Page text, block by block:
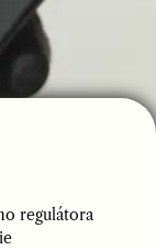
regulátora